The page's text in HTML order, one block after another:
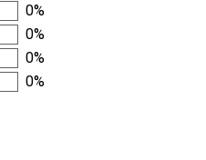
0%
0%
0%
0%